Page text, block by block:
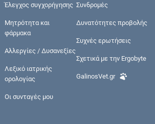
Έλεγχος συγχορήγησης
Μητρότητα και
φάρμακα
Αλλεργίες / Δυσανεξίες
Λεξικό ιατρικής
ορολογίας
Οι συνταγές μου
Συνδρομές
Δυνατότητες προβολής
Συχνές ερωτήσεις
Σχετικά με την Ergobyte
GalinosVet.gr